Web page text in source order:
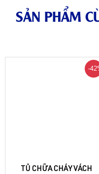
SẢN PHẨM
-
TỦ CHỮA CHÁY VÁCH